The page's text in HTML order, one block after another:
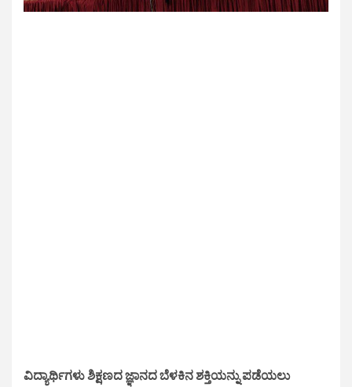
ವಿದ್ಯಾರ್ಥಿಗಳು ಶಿಕ್ಷಣದ ಜ್ಞಾನದ ಬೆಳಕಿನ ಶಕ್ತಿಯನ್ನು ಪಡೆಯಲು